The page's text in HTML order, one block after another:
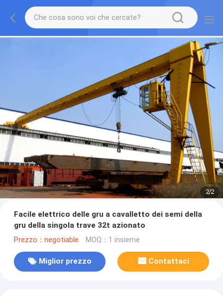
2/2
Facile elettrico delle gru a cavalletto dei semi della
gru della singola trave 32t azionato
Prezzo：negotiable MOQ：1 insieme
Miglior prezzo Contattaci